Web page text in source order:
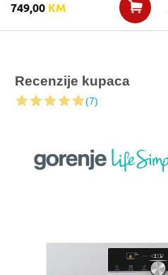
749,00 KM
Recenzije kupaca
(7)